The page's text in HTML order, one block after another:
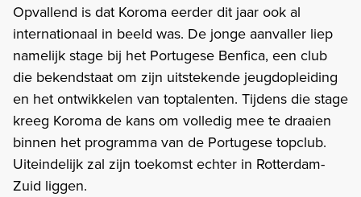
Opvallend is dat Koroma eerder dit jaar ook al
internationaal in beeld was. De jonge aanvaller liep
namelijk stage bij het Portugese Benfica, een club
die bekendstaat om zijn uitstekende jeugdopleiding
en het ontwikkelen van toptalenten. Tijdens die stage
kreeg Koroma de kans om volledig mee te draaien
binnen het programma van de Portugese topclub.
Uiteindelijk zal zijn toekomst echter in Rotterdam-
Zuid liggen.